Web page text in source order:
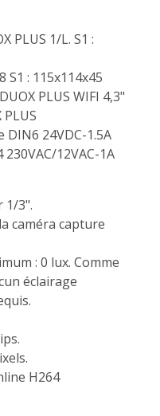
PLUS 1/L. S1 :
: 115x114x45
PLUS WIFI 4,3"
24VDC-1.5A
12VAC-1A
1/3".
caméra capture
: 0 lux. Comme
éclairage
H264